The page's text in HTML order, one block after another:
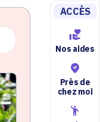
ACCÈS
Nos aides
Près de
chez moi